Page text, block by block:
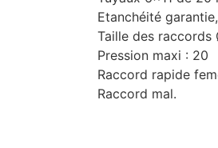
Etanchéité
Taille des raccords
Pression maxi : 20
Raccord rapide
Raccord mal.